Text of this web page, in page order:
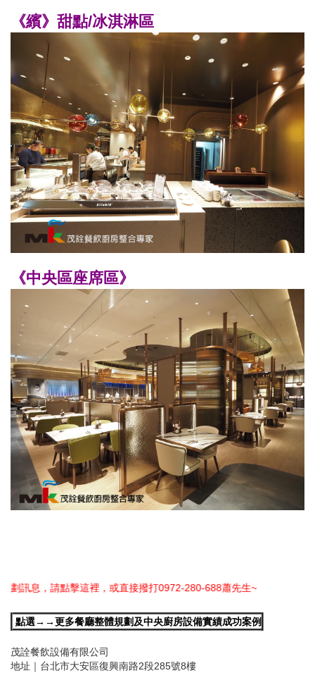
《繽》甜點/冰淇淋區
《中央區座席區》
，或直接撥打0972-280-688蕭先生~
點選→→更多餐廳整體規劃及中央廚房設備實績成功案例
茂詮餐飲設備有限公司
地址｜台北市大安區復興南路2段285號8樓